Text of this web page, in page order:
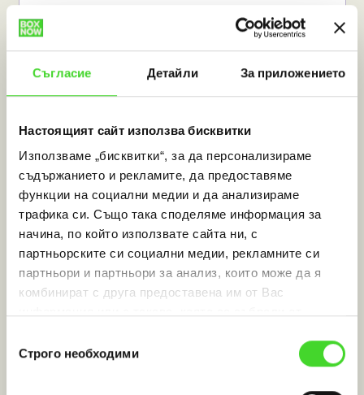
Съгласие Детайли За приложението
Настоящият сайт използва бисквитки
Използваме „бисквитки“, за да персонализираме
съдържанието и рекламите, да предоставяме
функции на социални медии и да анализираме
трафика си. Също така споделяме информация за
начина, по който използвате сайта ни, с
партньорските си социални медии, рекламните си
партньори и партньори за анализ, които може да я
комбинират с друга предоставена им от Вас
наСтрого необходими
gaminggear.bg